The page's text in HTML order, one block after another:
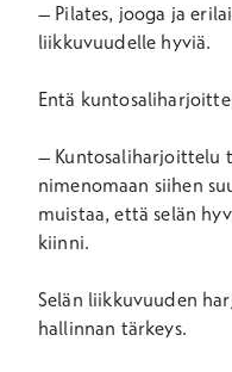
– Pilates, jooga ja
liikkuvuudelle hyviä.
Entä
– Kuntosaliharjoittelu
nimenomaan siihen
muistaa, että selän
kiinni.
Selän liikkuvuuden
hallinnan tärkeys.